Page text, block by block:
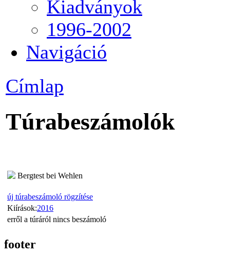
Kiadványok
1996-2002
Navigáció
Címlap
Túrabeszámolók
Bergtest bei Wehlen
új túrabeszámoló rögzítése
Kiírások:2016
erről a túráról nincs beszámoló
footer